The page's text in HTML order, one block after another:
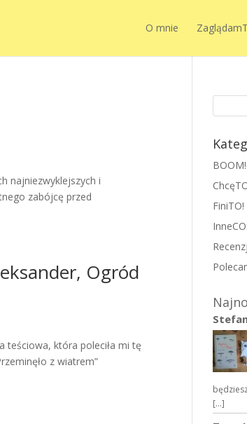
O mnie
najniezwyklejszych i
zabójcę przed
Ogród
teściowa, która poleciła mi tę
z wiatrem”
FiniTO!
[…]